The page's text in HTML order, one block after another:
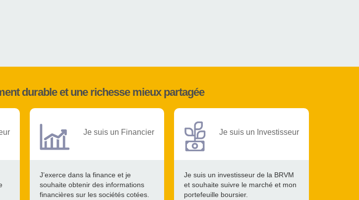
durable et une richesse mieux partagée
Je suis un Financier
J’exerce dans la finance et je
souhaite obtenir des informations
financières sur les sociétés cotées.
Je suis un Investisseur
Je suis un investisseur de la BRVM
et souhaite suivre le marché et mon
portefeuille boursier.